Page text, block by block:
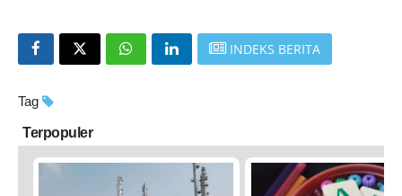
INDEKS BERITA
Tag
Terpopuler